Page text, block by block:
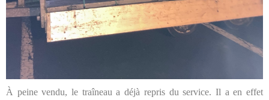
À peine vendu, le traîneau a déjà repris du service. Il a en effet